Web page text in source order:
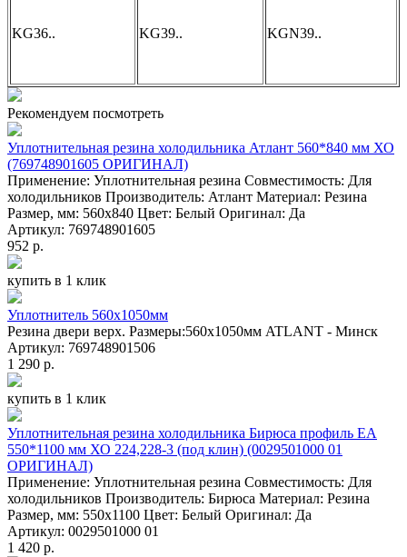
KG36.. KG39.. KGN39..
Рекомендуем посмотреть
Уплотнительная резина холодильника Атлант 560*840 мм ХО
(769748901605 ОРИГИНАЛ)
Применение: Уплотнительная резина Совместимость: Для
холодильников Производитель: Атлант Материал: Резина
Размер, мм: 560x840 Цвет: Белый Оригинал: Да
Артикул: 769748901605
952 р.
купить в 1 клик
Уплотнитель 560x1050мм
Резина двери верх. Размеры:560x1050мм ATLANT - Минск
Артикул: 769748901506
1 290 р.
купить в 1 клик
Уплотнительная резина холодильника Бирюса профиль ЕА
550*1100 мм ХО 224,228-3 (под клин) (0029501000 01
ОРИГИНАЛ)
Применение: Уплотнительная резина Совместимость: Для
холодильников Производитель: Бирюса Материал: Резина
Размер, мм: 550x1100 Цвет: Белый Оригинал: Да
Артикул: 0029501000 01
1 420 р.